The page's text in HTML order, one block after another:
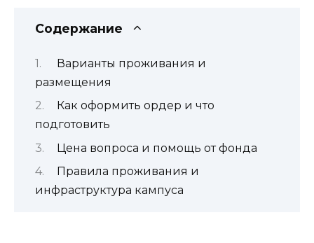
Содержание
Варианты проживания и
размещения
Как оформить ордер и что
подготовить
Цена вопроса и помощь от фонда
Правила проживания и
инфраструктура кампуса